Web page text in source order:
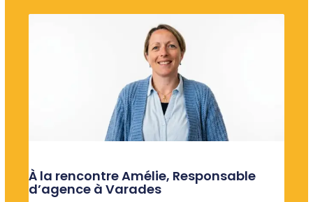
À la rencontre Amélie, Responsable
d’agence à Varades